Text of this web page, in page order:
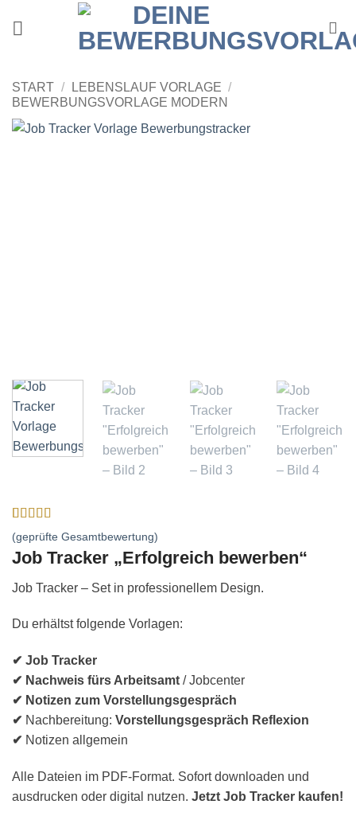
START / LEBENSLAUF VORLAGE /
BEWERBUNGSVORLAGE MODERN
Bewertet
mit5von 5,
basierend
1
Kundenbewertung
(geprüfte Gesamtbewertung)
Job Tracker „Erfolgreich bewerben“
Job Tracker – Set in professionellem Design.
Du erhältst folgende Vorlagen:
✔ Job Tracker
✔ Nachweis fürs Arbeitsamt / Jobcenter
✔ Notizen zum Vorstellungsgespräch
✔ Nachbereitung: Vorstellungsgespräch Reflexion
✔ Notizen allgemein
Alle Dateien im PDF-Format. Sofort downloaden und
ausdrucken oder digital nutzen. Jetzt Job Tracker kaufen!